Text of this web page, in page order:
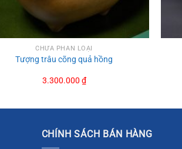
CHƯA PHÂN LOẠI
Tượng trâu cõng quả hồng
3.300.000 ₫
CHÍNH SÁCH BÁN HÀNG